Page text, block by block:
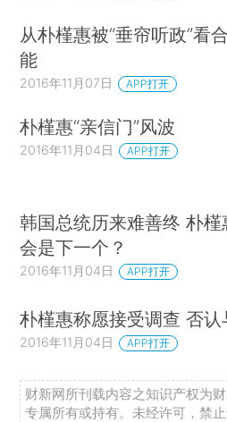
从朴槿惠被“垂帘听政”看
能
2016年11月07日 APP打开
朴槿惠“亲信门”风波
2016年11月04日 APP打开
韩国总统历来难善终 朴槿
会是下一个？
2016年11月04日 APP打开
朴槿惠称愿接受调查 否认
2016年11月04日 APP打开
财新网所刊载内容之知识产权为
专属所有或持有。未经许可，禁